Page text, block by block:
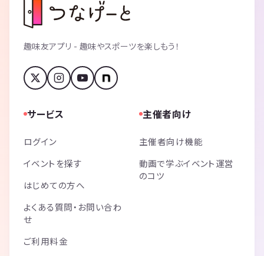
趣味友アプリ - 趣味やスポーツを楽しもう！
サービス
ログイン
イベントを探す
はじめての方へ
よくある質問・お問い合わ
せ
ご利用料金
主催者向け
主催者向け機能
動画で学ぶイベント運営
のコツ